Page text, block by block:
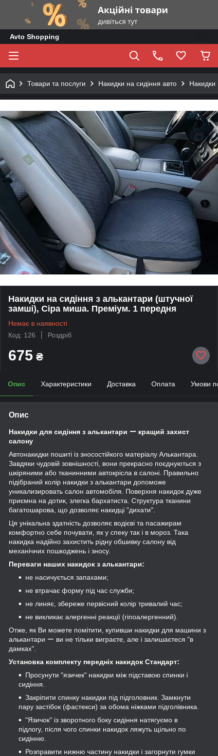
Avto Shopping
Товари та послуги Накидки на сидіння авто
Накидки на сидіння з алькантари (штучної
замші), Сіра миша. Преміум. 1 передня
Немає в наявності
Код: 126
Роздріб
675 ₴
Опис Характеристики Доставка Оплата Умови
Опис
Накидки для сидіння з алькантари ー кращий захист
салону
Автонакидки пошиті із зносостійкого матеріалу Алькантара.
Завдяки чудовій зовнішності, вони прекрасно поєднуються з
шкіряними або тканинними автокрісла в салоні. Правильно
підібраний колір накидки з алькантари допоможе
уникализировать салон автомобіля. Поверхня накидок дуже
приємна на дотик, злегка бархатиста. Структура тканини
багатошарова, що дозволяє накидці "дихати".
Ця унікальна здатність дозволяє водієві та пасажирам
комфортно себе почувати, як у спеку так і в мороз. Така
накидка надійно захистить рідну обшивку салону від
механічних пошкоджень і зносу.
Переваги наших накидок з алькантари:
не насичується запахами;
не втрачає форму під час служби;
не линяє, збереже первісний колір тривалий час;
не викликає алергенні реакції (гіпоалергенний).
Отже, як Ви можете помітити, купивши накидки для машини з
алькантари ー ви не тільки виграєте, але і залишаєтеся "в
дамках".
Установка комплекту передніх накидок Стандарт:
Просунути "язичек" накидки між підставою спинки і
сидіння.
Закріпити спинку накидки під підголовник. Замкнути
пару застібок (фастекси) за обома ніжками підголівника.
"Язичок" із зворотного боку сидіння натягуємо в
підлогу, після чого спинки накидок ляжуть щільно по
сидінню.
Розправити нижню частину накидки і загорнути гумки